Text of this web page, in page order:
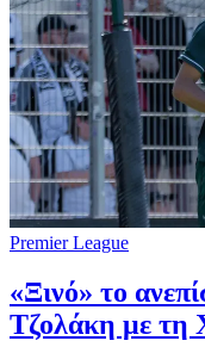
Premier League
«Ξινό» το
Τζολάκη με τη